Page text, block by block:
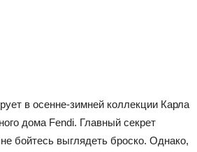
в осенне-зимней коллекции Карла
дома Fendi. Главный секрет
бойтесь выглядеть броско. Однако,